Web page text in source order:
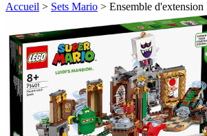
Accueil > Sets Mario > Ensemble